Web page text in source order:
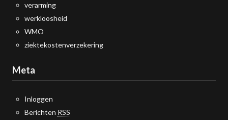
verarming
werkloosheid
WMO
ziektekostenverzekering
Meta
Inloggen
Berichten RSS